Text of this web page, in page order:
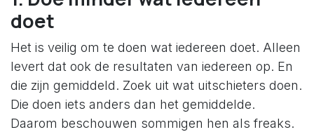
doet
Het is veilig om te doen wat iedereen doet. Alleen
levert dat ook de resultaten van iedereen op. En
die zijn gemiddeld. Zoek uit wat uitschieters doen.
Die doen iets anders dan het gemiddelde.
Daarom beschouwen sommigen hen als freaks.